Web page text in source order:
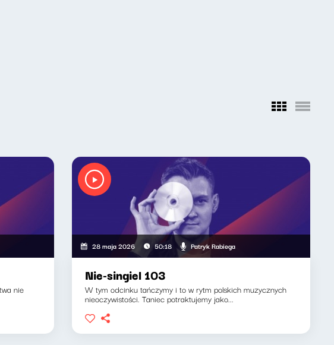
nie
28 maja 2026 50:18 Patryk Rabiega
Nie-singiel 103
W tym odcinku tańczymy i to w rytm polskich muzycznych
nieoczywistości. Taniec potraktujemy jako...